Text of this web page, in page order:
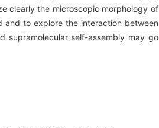
clearly the microscopic morphology of
to explore the interaction between
supramolecular self-assembly may go